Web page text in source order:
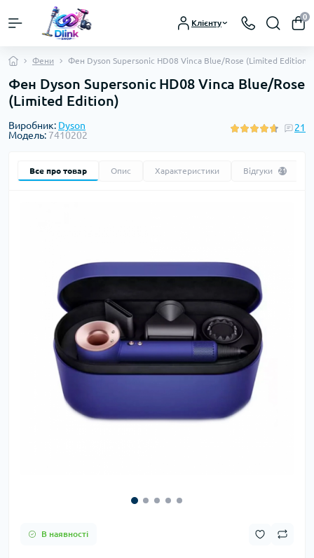
Клієнту
0
Фени Фен Dyson Supersonic HD08 Vinca Blue/Rose (Limited Edition)
Фен Dyson Supersonic HD08 Vinca Blue/Rose
(Limited Edition)
Виробник: Dyson
Модель: 7410202
21
Все про товар Опис Характеристики Відгуки 21
В наявності